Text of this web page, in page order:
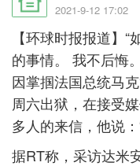
2021-9-12 17:02
【环球时报报道】
的事情。 我不后悔
因掌掴法国总统马
周六出狱，在接受
多人的来信，他说：“
据RT称，采访达米